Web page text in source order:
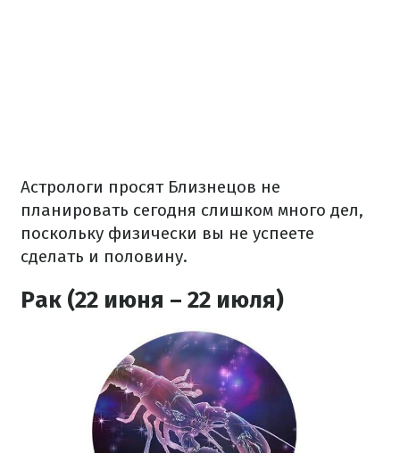
Астрологи просят Близнецов не
планировать сегодня слишком много дел,
поскольку физически вы не успеете
сделать и половину.
Рак (22 июня – 22 июля)